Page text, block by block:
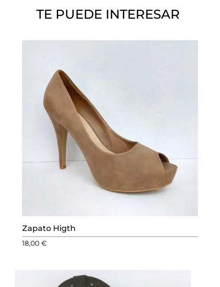
TE PUEDE INTERESAR
Zapato Higth
18,00 €